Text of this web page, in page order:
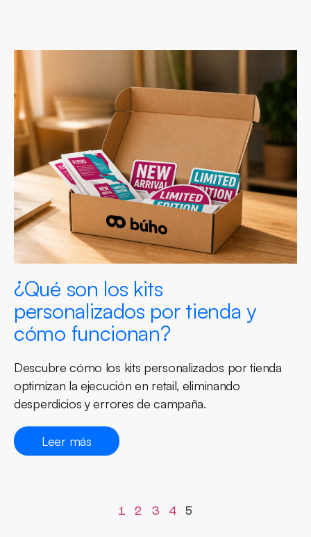
¿Qué son los kits
personalizados por tienda y
cómo funcionan?
Descubre cómo los kits personalizados por tienda
optimizan la ejecución en retail, eliminando
desperdicios y errores de campaña.
Leer más
1 2 3 4 5